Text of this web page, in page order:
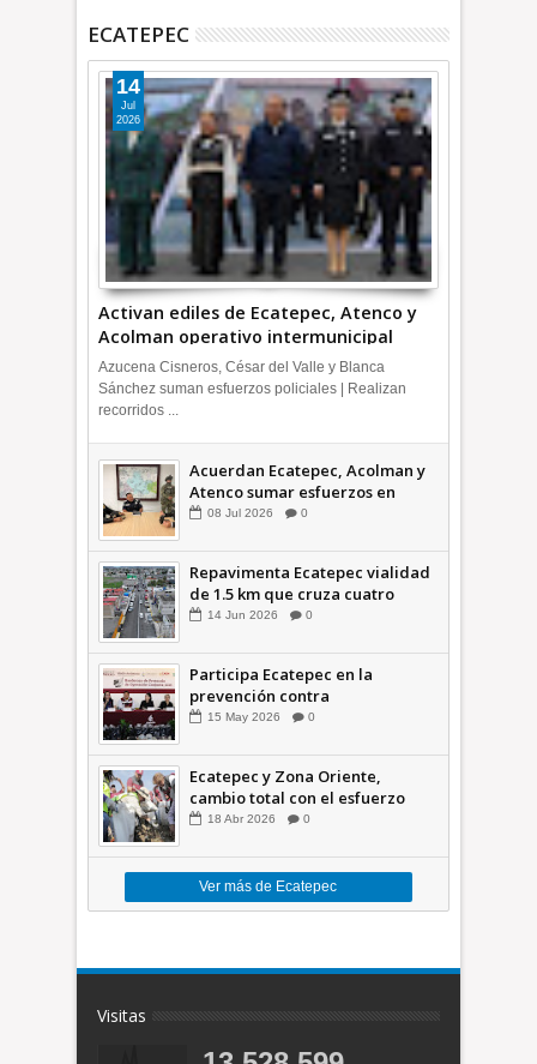
ECATEPEC
Activan ediles de Ecatepec, Atenco y
Acolman operativo intermunicipal
14
Jul
2026
Azucena Cisneros, César del Valle y Blanca
Sánchez suman esfuerzos policiales | Realizan
recorridos ...
Acuerdan Ecatepec, Acolman y
Atenco sumar esfuerzos en
seguridad
08 Jul 2026 0
Repavimenta Ecatepec vialidad
de 1.5 km que cruza cuatro
comunidades +Video
14 Jun 2026 0
Participa Ecatepec en la
prevención contra
inundaciones en el Valle de
15 May 2026 0
Ecatepec y Zona Oriente,
cambio total con el esfuerzo
conjunto: Azucena; retiran 21
18 Abr 2026 0
Ver más de Ecatepec
Visitas